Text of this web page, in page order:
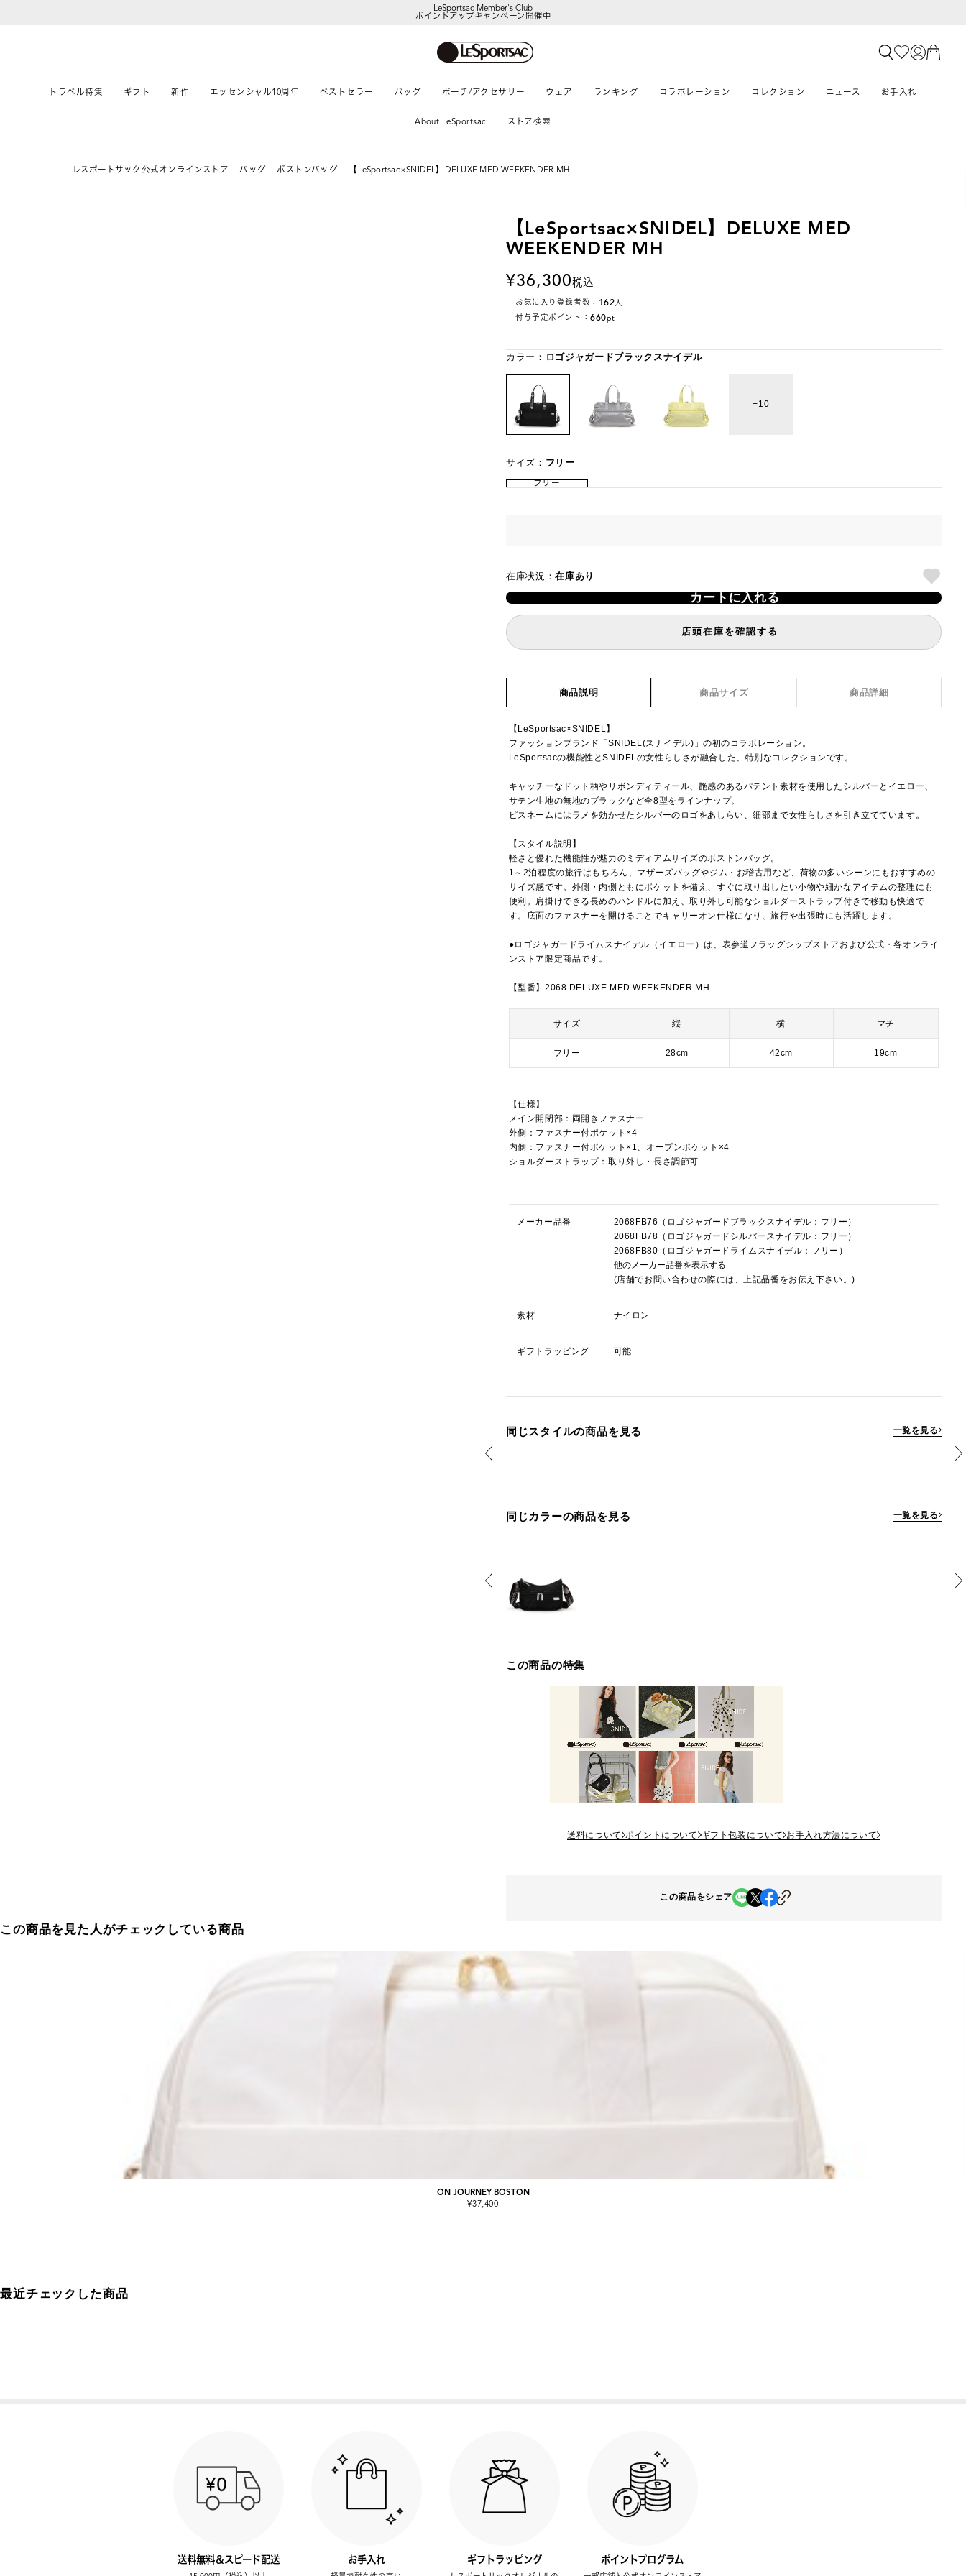
LeSportsac Member's Club
ポイントアップキャンペーン開催中
トラベル特集 ギフト 新作 エッセンシャル10周年 ベストセラー バッグ ポーチ/アクセサリー ウェア ランキング コラボレーション コレクション ニュース お手入れ
About LeSportsac ストア検索
レスポートサック公式オンラインストア バッグ ボストンバッグ 【LeSportsac×SNIDEL】DELUXE MED WEEKENDER MH
【LeSportsac×SNIDEL】DELUXE MED
WEEKENDER MH
36,300税込
お気に入り登録者数： 162人
付与予定ポイント：660pt
カラー： ロゴジャガードブラックスナイデル
10
サイズ： フリー
フリー
在庫状況：在庫あり
カートに入れる
店頭在庫を確認する
商品説明 商品サイズ 商品詳細
【LeSportsac×SNIDEL】
ファッションブランド「SNIDEL(スナイデル)」の初のコラボレーション。
LeSportsacの機能性とSNIDELの女性らしさが融合した、特別なコレクションです。
キャッチーなドット柄やリボンディティール、艶感のあるパテント素材を使用したシルバーとイエロー、
サテン生地の無地のブラックなど全8型をラインナップ。
ピスネームにはラメを効かせたシルバーのロゴをあしらい、細部まで女性らしさを引き立てています。
【スタイル説明】
軽さと優れた機能性が魅力のミディアムサイズのボストンバッグ。
1～2泊程度の旅行はもちろん、マザーズバッグやジム・お稽古用など、荷物の多いシーンにもおすすめの
サイズ感です。外側・内側ともにポケットを備え、すぐに取り出したい小物や細かなアイテムの整理にも
便利。肩掛けできる長めのハンドルに加え、取り外し可能なショルダーストラップ付きで移動も快適で
す。底面のファスナーを開けることでキャリーオン仕様になり、旅行や出張時にも活躍します。
●ロゴジャガードライムスナイデル（イエロー）は、表参道フラッグシップストアおよび公式・各オンライ
ンストア限定商品です。
【型番】2068 DELUXE MED WEEKENDER MH
サイズ 縦 横 マチ
フリー 28cm 42cm 19cm
【仕様】
メイン開閉部：両開きファスナー
外側：ファスナー付ポケット×4
内側：ファスナー付ポケット×1、オープンポケット×4
ショルダーストラップ：取り外し・長さ調節可
メーカー品番
2068FB76（ロゴジャガードブラックスナイデル：フリー）
2068FB78（ロゴジャガードシルバースナイデル：フリー）
2068FB80（ロゴジャガードライムスナイデル：フリー）
他のメーカー品番を表示する
(店舗でお問い合わせの際には、上記品番をお伝え下さい。)
素材 ナイロン
ギフトラッピング 可能
同じスタイルの商品を見る 一覧を見る
同じカラーの商品を見る 一覧を見る
この商品の特集
送料について ポイントについて ギフト包装について お手入れ方法について
この商品をシェア
この商品を見た人がチェックしている商品
ON JOURNEY BOSTON
¥37,400
最近チェックした商品
送料無料＆スピード配送 お手入れ ギフトラッピング ポイントプログラム